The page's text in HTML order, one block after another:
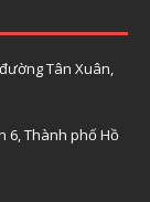
Tân Xuân,
6, Thành phố Hồ